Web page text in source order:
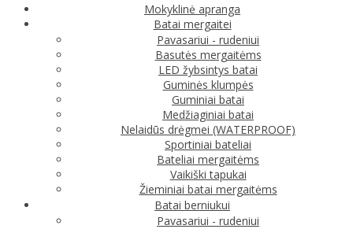
Mokyklinė apranga
Batai mergaitei
Pavasariui - rudeniui
Basutės mergaitėms
LED žybsintys batai
Guminės klumpės
Guminiai batai
Medžiaginiai batai
Nelaidūs drėgmei (WATERPROOF)
Sportiniai bateliai
Bateliai mergaitėms
Vaikiški tapukai
Žieminiai batai mergaitėms
Batai berniukui
Pavasariui - rudeniui